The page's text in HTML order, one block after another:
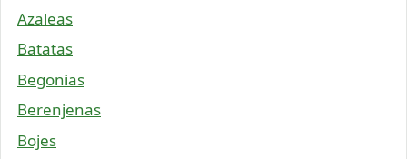
Azaleas
Batatas
Begonias
Berenjenas
Bojes